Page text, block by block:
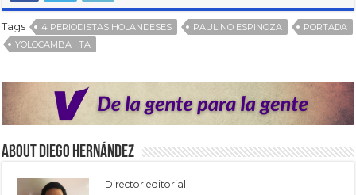
Tags 4 PERIODISTAS HOLANDESES PAULINO ESPINOZA
PORTADA
YOLOCAMBA I TA
About Diego Hernández
Director editorial